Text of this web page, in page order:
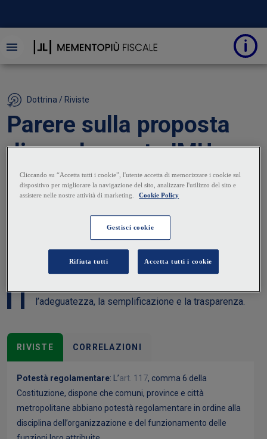
Dottrina / Riviste
Parere sulla proposta
di regolamento IMU
13 Giugno 2024 | Pietro Paolo Mauro Rosario Poliso
disposizioni normative, rilascia il parere sul
regolamento IMU adottato dall’ente. La verifica
dell’organo di revisione deve essere effettuata sulla
completezza del regolamento. Spetta all’organo di
l’adeguatezza, la semplificazione e la trasparenza.
RIVISTE CORRELAZIONI
Potestà regolamentare: L’art. 117, comma 6 della
Costituzione, dispone che comuni, province e città
metropolitane abbiano potestà regolamentare in ordine alla
disciplina dell’organizzazione e del funzionamento delle